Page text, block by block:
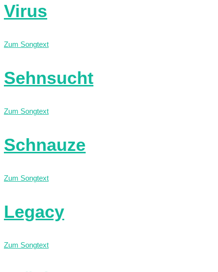
Virus
Zum Songtext
Sehnsucht
Zum Songtext
Schnauze
Zum Songtext
Legacy
Zum Songtext